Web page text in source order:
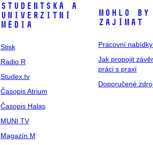
Studentská a
univerzitní
média
Stisk
Radio R
Studex.tv
Časopis Atrium
Časopis Halas
MUNI TV
Magazín M
Mohlo by
zajímat
Pracovní
Jak propojit
práci s praxí
Doporučené